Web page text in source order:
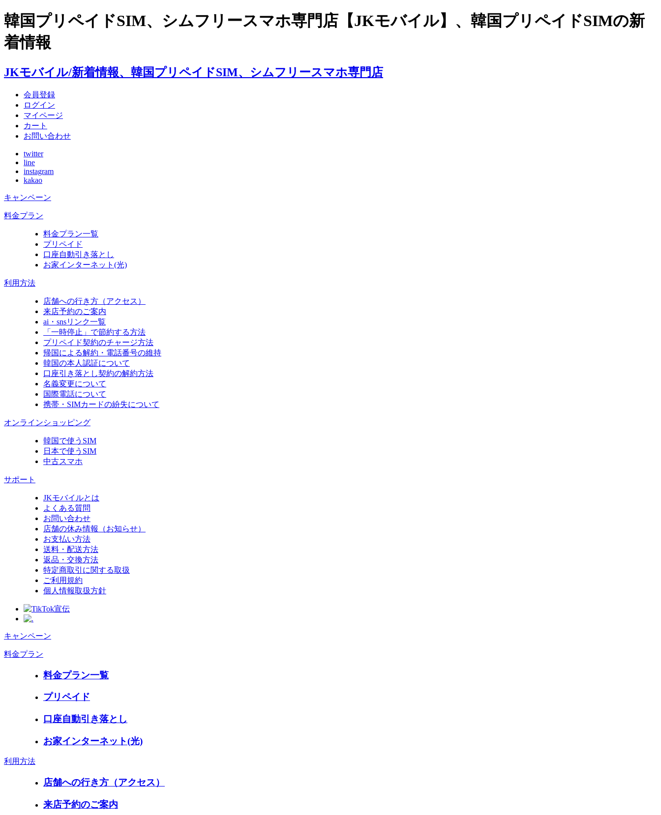
韓国プリペイドSIM、シムフリースマホ専門店【JKモバイル】、韓国プリペイドSIMの新
着情報
JKモバイル/新着情報、韓国プリペイドSIM、シムフリースマホ専門店
会員登録
ログイン
マイページ
カート
お問い合わせ
twitter
line
instagram
kakao
キャンペーン
料金プラン
料金プラン一覧
プリペイド
口座自動引き落とし
お家インターネット(光)
利用方法
店舗への行き方（アクセス）
来店予約のご案内
ai・snsリンク一覧
「一時停止」で節約する方法
プリペイド契約のチャージ方法
帰国による解約・電話番号の維持
韓国の本人認証について
口座引き落とし契約の解約方法
名義変更について
国際電話について
携帯・SIMカードの紛失について
オンラインショッピング
韓国で使うSIM
日本で使うSIM
中古スマホ
サポート
JKモバイルとは
よくある質問
お問い合わせ
店舗の休み情報（お知らせ）
お支払い方法
送料・配送方法
返品・交換方法
特定商取引に関する取扱
ご利用規約
個人情報取扱方針
キャンペーン
料金プラン
料金プラン一覧
プリペイド
口座自動引き落とし
お家インターネット(光)
利用方法
店舗への行き方（アクセス）
来店予約のご案内